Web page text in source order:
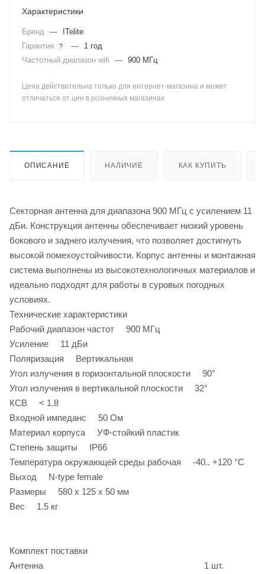
Характеристики
Бренд —
ITelite
Гарантия
? —
1 год
Частотный диапазон wifi
— 900 МГц
Цена действительна только для интернет-магазина и может
отличаться от цен в розничных магазинах
ОПИСАНИЕ НАЛИЧИЕ КАК КУПИТЬ
Секторная антенна для диапазона 900 МГц с усилением 11
дБи. Конструкция антенны обеспечивает низкий уровень
бокового и заднего излучения, что позволяет достигнуть
высокой помехоустойчивости. Корпус антенны и монтажная
система выполнены из высокотехнологичных материалов и
идеально подходят для работы в суровых погодных
условиях.
Технические характеристики
Рабочий диапазон частот 900 МГц
Усиление 11 дБи
Поляризация Вертикальная
Угол излучения в горизонтальной плоскости 90°
Угол излучения в вертикальной плоскости 32°
КСВ < 1.8
Входной импеданс 50 Ом
Материал корпуса УФ-стойкий пластик
Степень защиты IP66
Температура окружающей среды рабочая -40.. +120 °С
Выход N-type female
Размеры 580 x 125 x 50 мм
Вес 1.5 кг
Комплект поставки
Антенна 1 шт.